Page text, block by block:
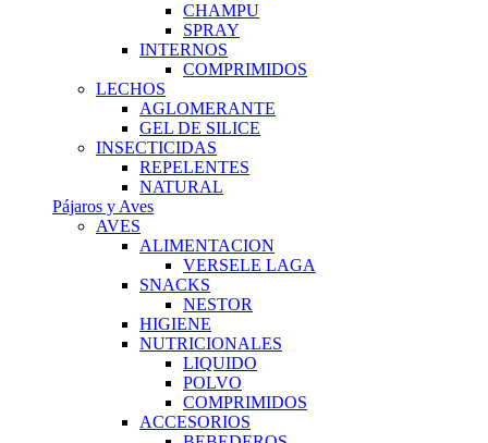
CHAMPU
SPRAY
INTERNOS
COMPRIMIDOS
LECHOS
AGLOMERANTE
GEL DE SILICE
INSECTICIDAS
REPELENTES
NATURAL
Pájaros y Aves
AVES
ALIMENTACION
VERSELE LAGA
SNACKS
NESTOR
HIGIENE
NUTRICIONALES
LIQUIDO
POLVO
COMPRIMIDOS
ACCESORIOS